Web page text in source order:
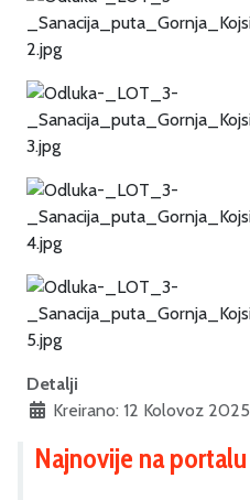
Detalji
Kreirano: 12 Kolovoz 2025
Najnovije na portalu